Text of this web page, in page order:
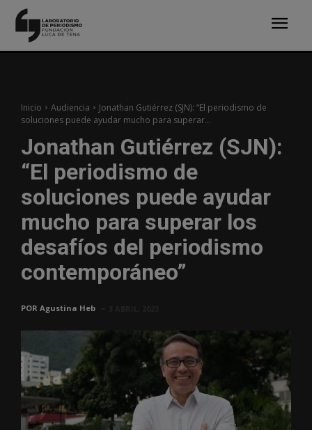
Inicio Audiencia
Jonathan Gutiérrez (SJN): “El periodismo de
soluciones puede ayudar mucho para superar...
Jonathan Gutiérrez (SJN):
“El periodismo de
soluciones puede ayudar
mucho para superar los
desafíos del periodismo
contemporáneo”
POR Agustina Heb